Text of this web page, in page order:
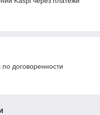
договоренности